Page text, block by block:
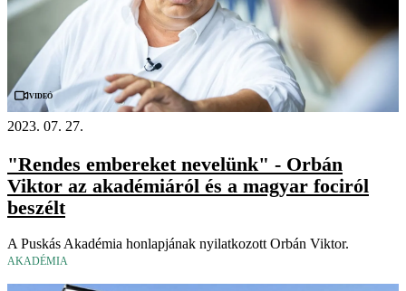
Videó
2023. 07. 27.
"Rendes embereket nevelünk" - Orbán
Viktor az akadémiáról és a magyar fociról
beszélt
A Puskás Akadémia honlapjának nyilatkozott Orbán Viktor.
AKADÉMIA